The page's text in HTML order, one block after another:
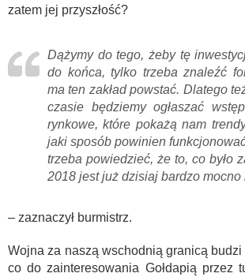
zatem jej przyszłość?
Dążymy do tego, żeby tę
do końca, tylko trzeba znaleźć
ma ten zakład powstać. Dlatego
czasie będziemy ogłaszać
rynkowe, które pokażą nam
jaki sposób powinien
trzeba powiedzieć, że to, co było
2018 jest już dzisiaj bardzo mocno
– zaznaczył burmistrz.
Wojna za naszą wschodnią granicą
co do zainteresowania Gołdapią przez